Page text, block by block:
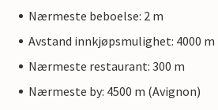
Nærmeste beboelse: 2 m
Avstand innkjøpsmulighet: 4000 m
Nærmeste restaurant: 300 m
Nærmeste by: 4500 m (Avignon)